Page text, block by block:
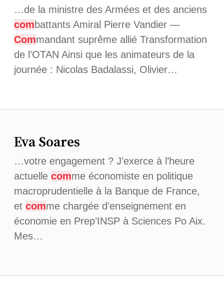
…de la ministre des Armées et des anciens
combattants Amiral Pierre Vandier —
Commandant suprême allié Transformation
de l’OTAN Ainsi que les animateurs de la
journée : Nicolas Badalassi, Olivier…
Eva Soares
…votre engagement ? J’exerce à l’heure
actuelle comme économiste en politique
macroprudentielle à la Banque de France,
et comme chargée d’enseignement en
économie en Prep’INSP à Sciences Po Aix.
Mes…